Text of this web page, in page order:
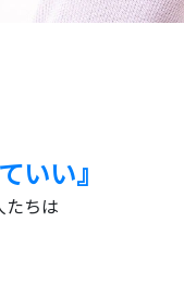
いい』
たちは